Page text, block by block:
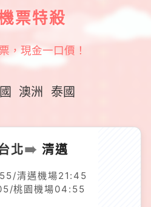
票特殺
，現金一口價！
澳洲 泰國
北➠ 清邁
清邁機場21:45
桃園機場04:55